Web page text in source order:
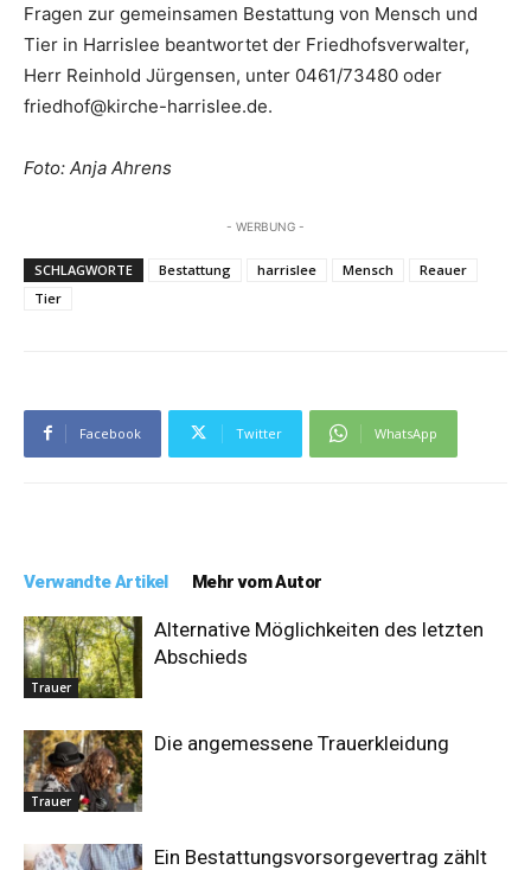
Fragen zur gemeinsamen Bestattung von Mensch und
Tier in Harrislee beantwortet der Friedhofsverwalter,
Herr Reinhold Jürgensen, unter 0461/73480 oder
friedhof@kirche-harrislee.de.
Foto: Anja Ahrens
- WERBUNG -
SCHLAGWORTE Bestattung harrislee Mensch
Reauer
Tier
Facebook Twitter WhatsApp
Verwandte Artikel Mehr vom Autor
Trauer
Alternative Möglichkeiten des letzten
Abschieds
Trauer
Die angemessene Trauerkleidung
Ein Bestattungsvorsorgevertrag zählt